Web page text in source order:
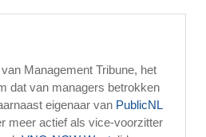
Management Tribune, het
dat van managers betrokken
eigenaar van PublicNL
meer actief als vice-voorzitter